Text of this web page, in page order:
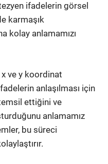
ifadelerin görsel
karmaşık
kolay anlamamızı
ve y koordinat
anlaşılması için
ettiğini ve
anlamamız
bu süreci